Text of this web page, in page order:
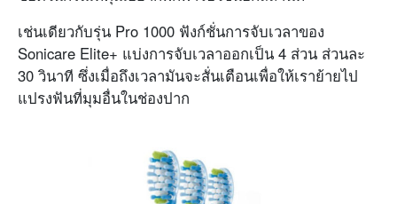
เช่นเดียวกับรุ่น Pro 1000 ฟังก์ชั่นการจับเวลาของ
Sonicare Elite+ แบ่งการจับเวลาออกเป็น 4 ส่วน ส่วนละ
30 วินาที ซึ่งเมื่อถึงเวลามันจะสั่นเตือนเพื่อให้เราย้ายไป
แปรงฟันที่มุมอื่นในช่องปาก